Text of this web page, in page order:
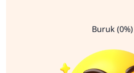
Buruk (0%)